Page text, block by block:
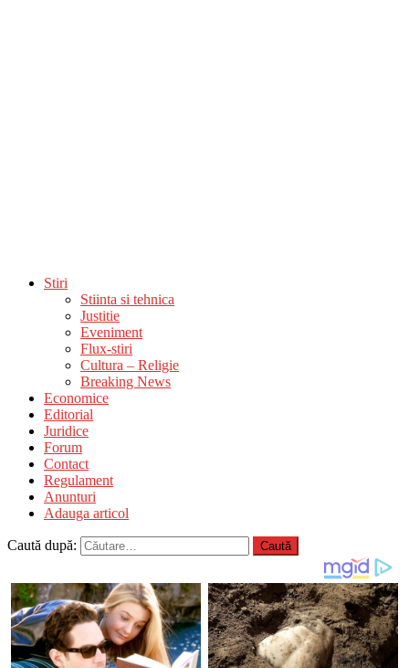
Stiri
Stiinta si tehnica
Justitie
Eveniment
Flux-stiri
Cultura – Religie
Breaking News
Economice
Editorial
Juridice
Forum
Contact
Regulament
Anunturi
Adauga articol
Caută după: